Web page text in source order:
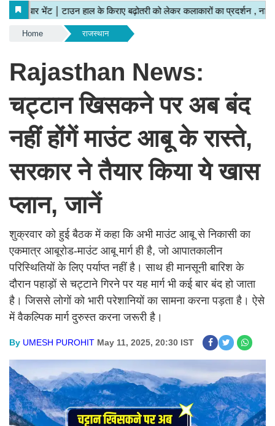
Home राजस्थान
Rajasthan News:
चट्टान खिसकने पर अब बंद
नहीं होंगें माउंट आबू के रास्ते,
सरकार ने तैयार किया ये खास
प्लान, जानें
शुक्रवार को हुई बैठक में कहा कि अभी माउंट आबू से निकासी का
एकमात्र आबूरोड-माउंट आबू मार्ग ही है, जो आपातकालीन
परिस्थितियों के लिए पर्याप्त नहीं है। साथ ही मानसूनी बारिश के
दौरान पहाड़ों से चट्टाने गिरने पर यह मार्ग भी कई बार बंद हो जाता
है। जिससे लोगों को भारी परेशानियों का सामना करना पड़ता है। ऐसे
में वैकल्पिक मार्ग दुरुस्त करना जरूरी है।
By UMESH PUROHIT May 11, 2025, 20:30 IST